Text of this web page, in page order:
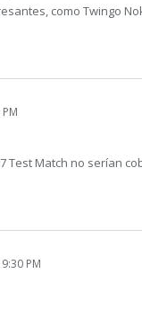
como Twingo
Test Match no serían
PM